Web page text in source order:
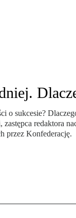
sukcesie?
przez Konfederację.